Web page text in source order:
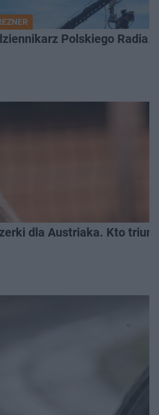
Polskiego Radia.
dla Austriaka. Kto